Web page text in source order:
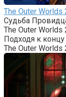
The Outer Worlds
Судьба
The Outer Worlds
Подходя к
The Outer